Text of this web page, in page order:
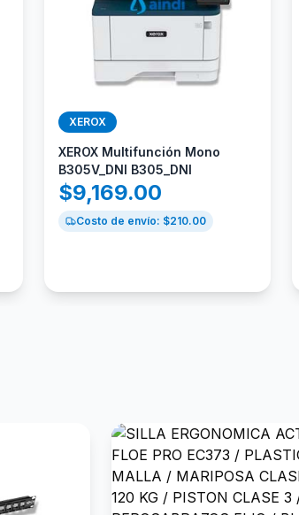
XEROX
XEROX Multifunción Mono
B305V_DNI B305_DNI
$9,169.00
Costo de envío: $210.00